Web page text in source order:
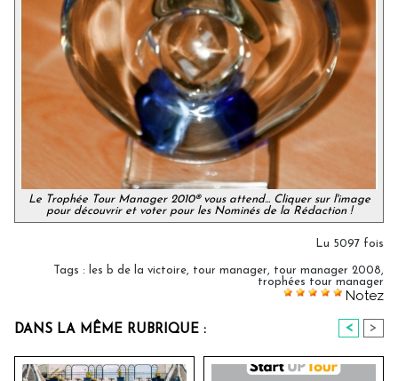
Le Trophée Tour Manager 2010® vous attend... Cliquer sur l'image
pour découvrir et voter pour les Nominés de la Rédaction !
Lu 5097 fois
Tags : les b de la victoire, tour manager, tour manager 2008,
trophées tour manager
Notez
DANS LA MÊME RUBRIQUE : < >